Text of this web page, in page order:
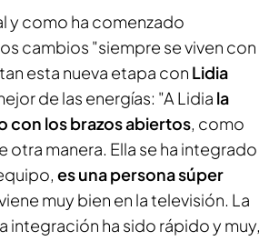
y como ha comenzado
cambios "siempre se viven con
esta nueva etapa con Lidia
de las energías: "A Lidia la
con los brazos abiertos, como
otra manera. Ella se ha integrado
es una persona súper
muy bien en la televisión. La
integración ha sido rápido y muy,